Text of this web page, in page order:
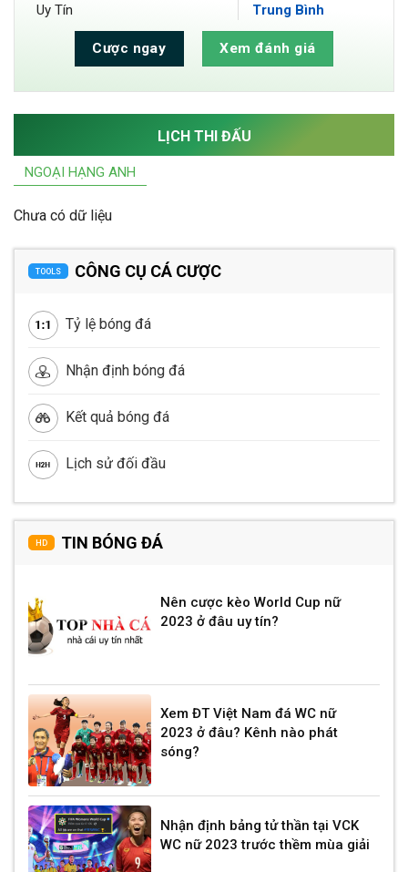
Uy Tín
Trung Bình
Cược ngay Xem đánh giá
LỊCH THI ĐẤU
NGOẠI HẠNG ANH
Chưa có dữ liệu
TOOLS CÔNG CỤ CÁ CƯỢC
Tỷ lệ bóng đá
Nhận định bóng đá
Kết quả bóng đá
Lịch sử đối đầu
HD TIN BÓNG ĐÁ
Nên cược kèo World Cup nữ
2023 ở đâu uy tín?
Xem ĐT Việt Nam đá WC nữ
2023 ở đâu? Kênh nào phát
sóng?
Nhận định bảng tử thần tại VCK
WC nữ 2023 trước thềm mùa giải